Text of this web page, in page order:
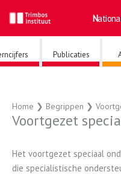
naar
de
inhoud
Publicaties
Home ❯ Begrippen ❯
Voortgezet
Het voortgezet speciaal
die specialistische